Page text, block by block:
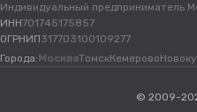
Индивидуальный предприниматель
ИНН701745175857
ОГРНИП317703100109277
Города: МоскваТомскКемерово
© 2009-